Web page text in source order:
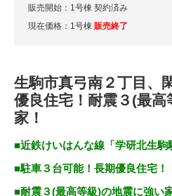
販売開始：1号棟 契約済み
現在価格：1号棟 販売終了
生駒市真弓南２丁目、
優良住宅！耐震３(最高
家！
■近鉄けいはんな線「学研北生
■駐車３台可能！長期優良住宅！
■耐震３(最高等級)の地震に強い